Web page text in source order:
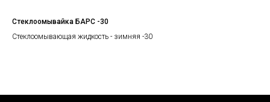
Стеклоомывайка БАРС -30
Стеклоомывающая жидкость - зимняя -30